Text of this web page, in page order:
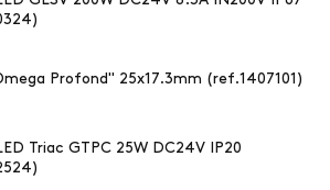
Profond" 25x17.3mm (ref.1407101)
Triac GTPC 25W DC24V IP20